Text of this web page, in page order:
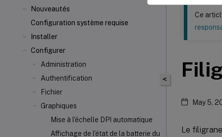
Nouveautés
Configuration système requise
Installer
Configurer
Administration
Authentification
Fichier
Graphiques
Mise à l'échelle DPI automatique
Affichage de l'état de la batterie du
<
Ce
May 5,
Le